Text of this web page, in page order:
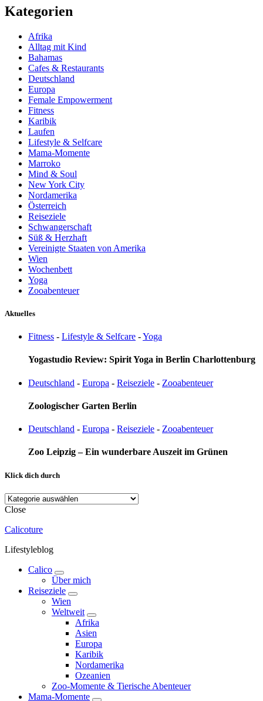
Kategorien
Afrika
Alltag mit Kind
Bahamas
Cafes & Restaurants
Deutschland
Europa
Female Empowerment
Fitness
Karibik
Laufen
Lifestyle & Selfcare
Mama-Momente
Marroko
Mind & Soul
New York City
Nordamerika
Österreich
Reiseziele
Schwangerschaft
Süß & Herzhaft
Vereinigte Staaten von Amerika
Wien
Wochenbett
Yoga
Zooabenteuer
Aktuelles
Fitness - Lifestyle & Selfcare -Yoga
Yogastudio Review: Spirit Yoga in Berlin Charlottenburg
Deutschland - Europa - Reiseziele - Zooabenteuer
Zoologischer Garten Berlin
Deutschland - Europa - Reiseziele - Zooabenteuer
Zoo Leipzig – Ein wunderbare Auszeit im Grünen
Klick dich durch
Klick
dich
Close
Calicoture
Lifestyleblog
Calico
expand
child
menu
Über mich
Reiseziele
expand
menu
Wien
Weltweit
expand
child
menu
Afrika
Asien
Europa
Karibik
Nordamerika
Ozeanien
Zoo-Momente & Tierische Abenteuer
Mama-Momente